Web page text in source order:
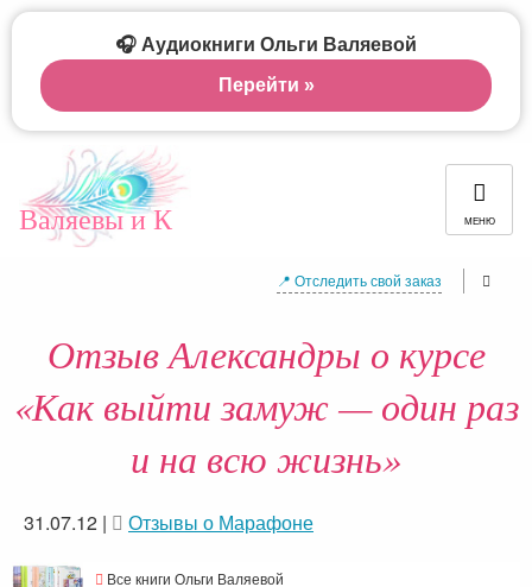
Валяевы и К МЕНЮ
📍 Отследить свой заказ
Отзыв Александры о курсе
«Как выйти замуж — один раз
и на всю жизнь»
31.07.12 | Отзывы о Марафоне
Все книги Ольги Валяевой
🎧 Аудиокниги Ольги Валяевой
Перейти »